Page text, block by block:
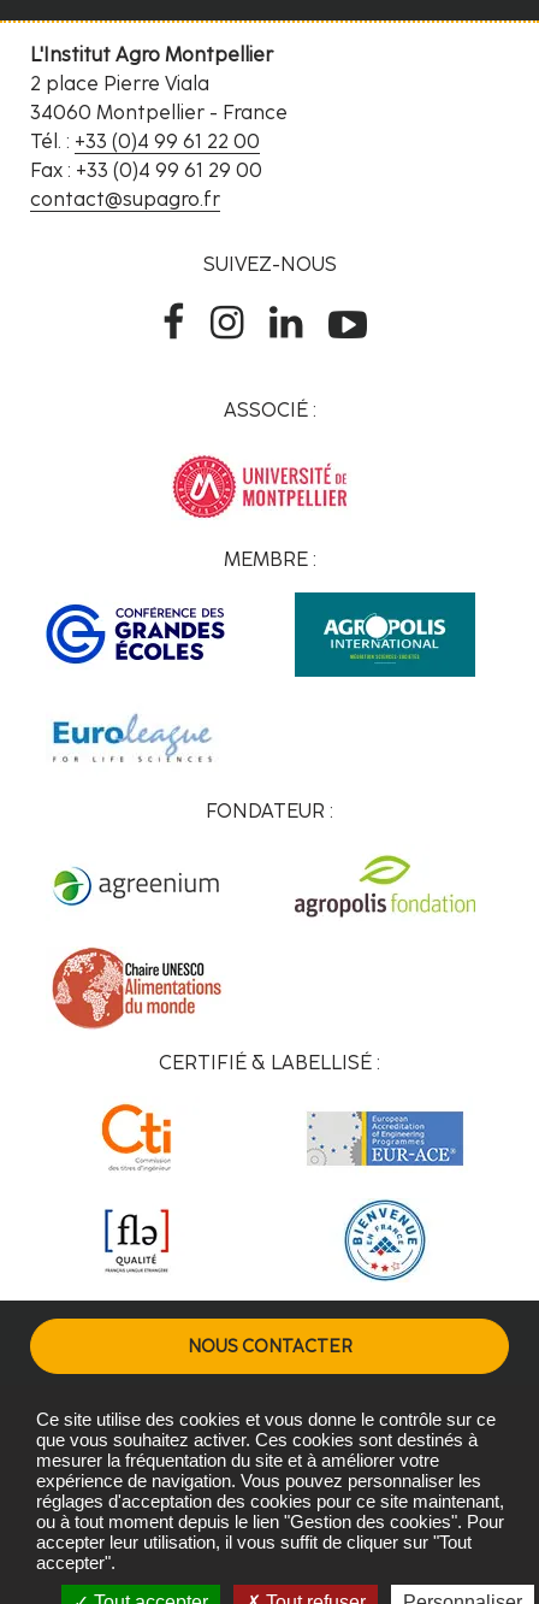
L'Institut Agro Montpellier
2 place Pierre Viala
34060 Montpellier - France
Tél. : +33 (0)4 99 61 22 00
Fax : +33 (0)4 99 61 29 00
contact@supagro.fr
SUIVEZ-NOUS
ASSOCIÉ :
MEMBRE :
FONDATEUR :
CERTIFIÉ & LABELLISÉ :
NOUS CONTACTER
Plans d'accès Mentions légales Gestion des cookies
Copyright © L'Institut Agro Montpellier 2026
L'Institut Agro Montpellier, une école de L'Institut Agro - Institut
national d'enseignement supérieur pour l'agriculture,
l'alimentation et l'environnement
Ce site utilise des cookies et vous donne le contrôle sur ce
que vous souhaitez activer. Ces cookies sont destinés à
mesurer la fréquentation du site et à améliorer votre
expérience de navigation. Vous pouvez personnaliser les
réglages d'acceptation des cookies pour ce site maintenant,
ou à tout moment depuis le lien "Gestion des cookies". Pour
accepter leur utilisation, il vous suffit de cliquer sur "Tout
accepter".